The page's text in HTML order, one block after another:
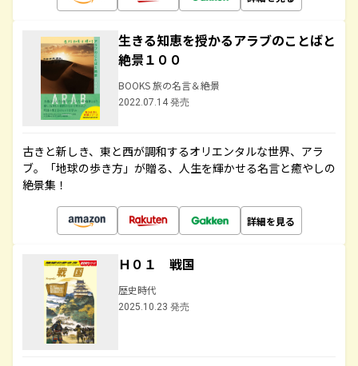
生きる知恵を授かるアラブのことばと
絶景１００
BOOKS 旅の名言＆絶景
2022.07.14 発売
古きと新しき、東と西が調和するオリエンタルな世界、アラ
ブ。「地球の歩き方」が贈る、人生を輝かせる名言と癒やしの
絶景集！
詳細を見る
Ｈ０１ 戦国
歴史時代
2025.10.23 発売